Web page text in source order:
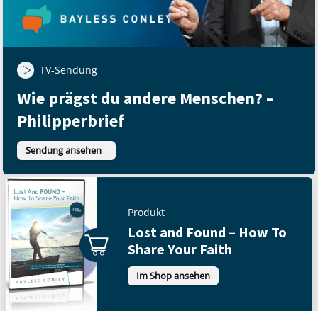
TV-Sendung
Wie prägst du andere Menschen? –
Philipperbrief
Sendung ansehen
Produkt
Lost and Found – How To
Share Your Faith
Im Shop ansehen